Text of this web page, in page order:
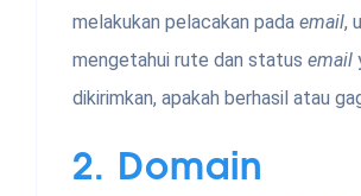
melakukan pelacakan pada email,
mengetahui rute dan status email
dikirimkan, apakah berhasil atau
2. Domain